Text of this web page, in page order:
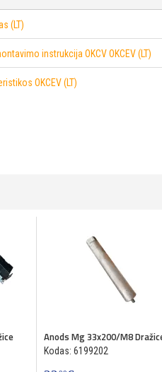
(LT)
instrukcija OKCV OKCEV (LT)
OKCEV (LT)
Anods Mg 33x200/M8
Kodas: 6199202